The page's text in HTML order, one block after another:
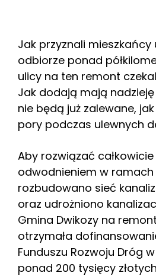
Jak przyznali
odbiorze ponad
ulicy na ten remont
Jak dodają mają
nie będą już zalewane,
pory podczas ulewnych
Aby rozwiązać
odwodnieniem w
rozbudowano sieć
oraz udrożniono
Gmina Dwikozy na
otrzymała
Funduszu Rozwoju Dróg
ponad 200 tysięcy